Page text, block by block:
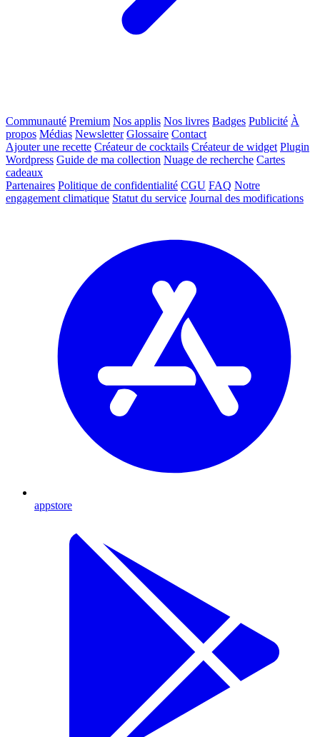
Communauté Premium Nos applis Nos livres Badges Publicité À
propos Médias Newsletter Glossaire Contact
Ajouter une recette Créateur de cocktails Créateur de widget Plugin
Wordpress Guide de ma collection Nuage de recherche Cartes
cadeaux
Partenaires Politique de confidentialité CGU FAQ Notre
engagement climatique Statut du service Journal des modifications
appstore